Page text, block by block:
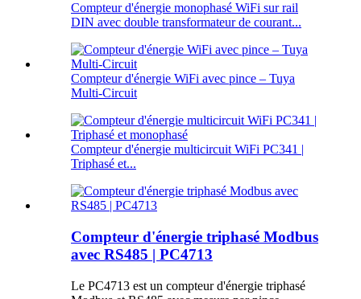
Compteur d'énergie monophasé WiFi sur rail
DIN avec double transformateur de courant...
Compteur d'énergie WiFi avec pince – Tuya
Multi-Circuit
Compteur d'énergie multicircuit WiFi PC341 |
Triphasé et...
Compteur d'énergie triphasé Modbus
avec RS485 | PC4713
Le PC4713 est un compteur d'énergie triphasé